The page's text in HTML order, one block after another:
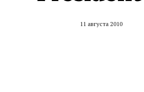
11 августа 2010